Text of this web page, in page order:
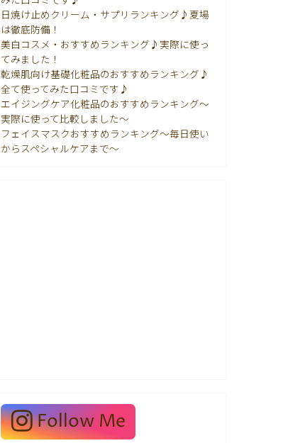
日焼け止めクリーム・サプリランキング♪夏場
は徹底防備！
美白コスメ・おすすめランキング♪実際に使っ
てみました！
乾燥肌向け基礎化粧品のおすすめランキング♪
全て使ってみた口コミです♪
エイジングケア化粧品のおすすめランキング〜
実際に使って比較しました〜
フェイスマスクおすすめランキング〜毎日使い
からスペシャルケアまで〜
Follow Me